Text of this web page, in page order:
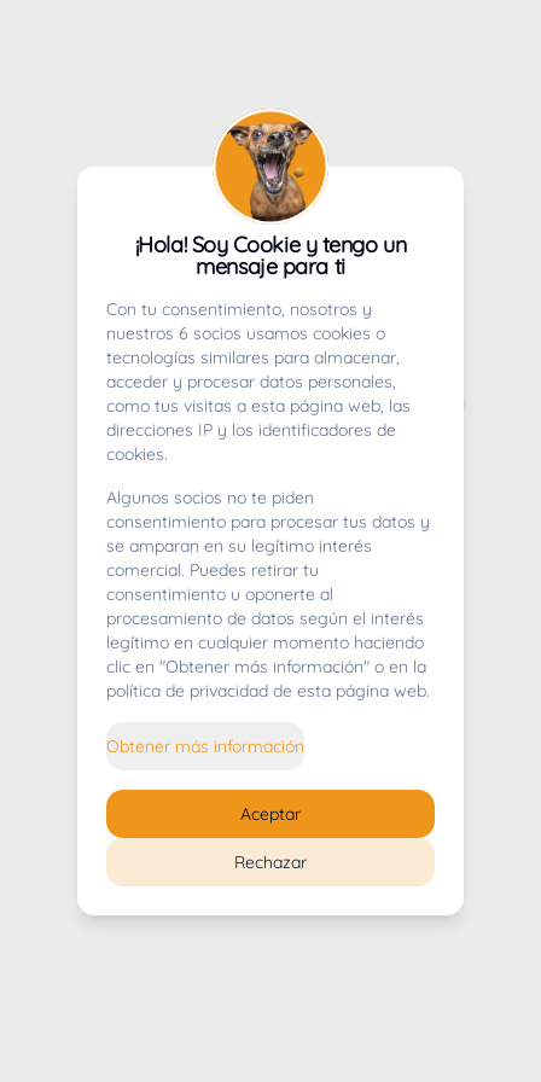
404
Whoops! Lo sentimos mucho.
¡Hola! Soy Cookie y tengo un
mensaje para ti
Con tu consentimiento, nosotros y
nuestros 6 socios usamos cookies o
tecnologías similares para almacenar,
acceder y procesar datos personales,
como tus visitas a esta página web, las
direcciones IP y los identificadores de
cookies.
Algunos socios no te piden
consentimiento para procesar tus datos y
se amparan en su legítimo interés
comercial. Puedes retirar tu
consentimiento u oponerte al
procesamiento de datos según el interés
legítimo en cualquier momento haciendo
clic en "Obtener más información" o en la
política de privacidad de esta página web.
Obtener más información
Rechazar
Aceptar